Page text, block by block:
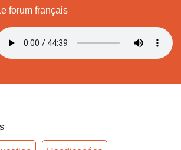
forum français